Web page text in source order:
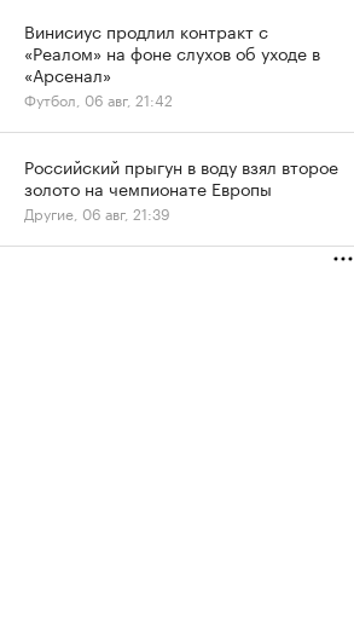
Винисиус продлил контракт с
«Реалом» на фоне слухов об уходе в
«Арсенал»
Футбол, 06 авг, 21:42
Российский прыгун в воду взял второе
золото на чемпионате Европы
Другие, 06 авг, 21:39